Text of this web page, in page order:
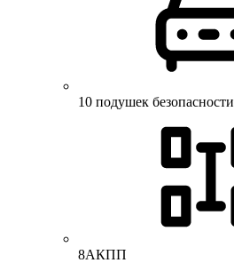
10 подушек безопасности
8АКПП